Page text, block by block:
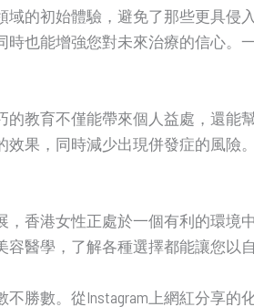
域的初始體驗，避免了那些更具侵
時也能增強您對未來治療的信心
的教育不僅能帶來個人益處，還
效果，同時減少出現併發症的風
，香港女性正處於一個有利的環境
容醫學，了解各種選擇都能讓您以
不勝數。從Instagram上網紅分享